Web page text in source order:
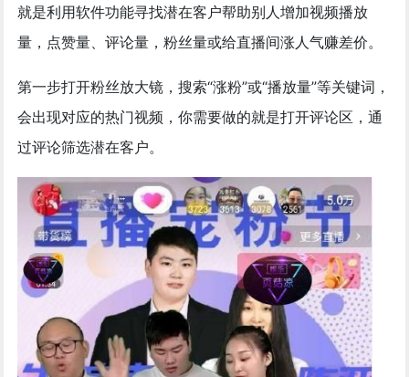
就是利用软件功能寻找潜在客户帮助别人增加视频播放
量，点赞量、评论量，粉丝量或给直播间涨人气赚差价。
第一步打开粉丝放大镜，搜索“涨粉”或“播放量”等关键词，
会出现对应的热门视频，你需要做的就是打开评论区，通
过评论筛选潜在客户。